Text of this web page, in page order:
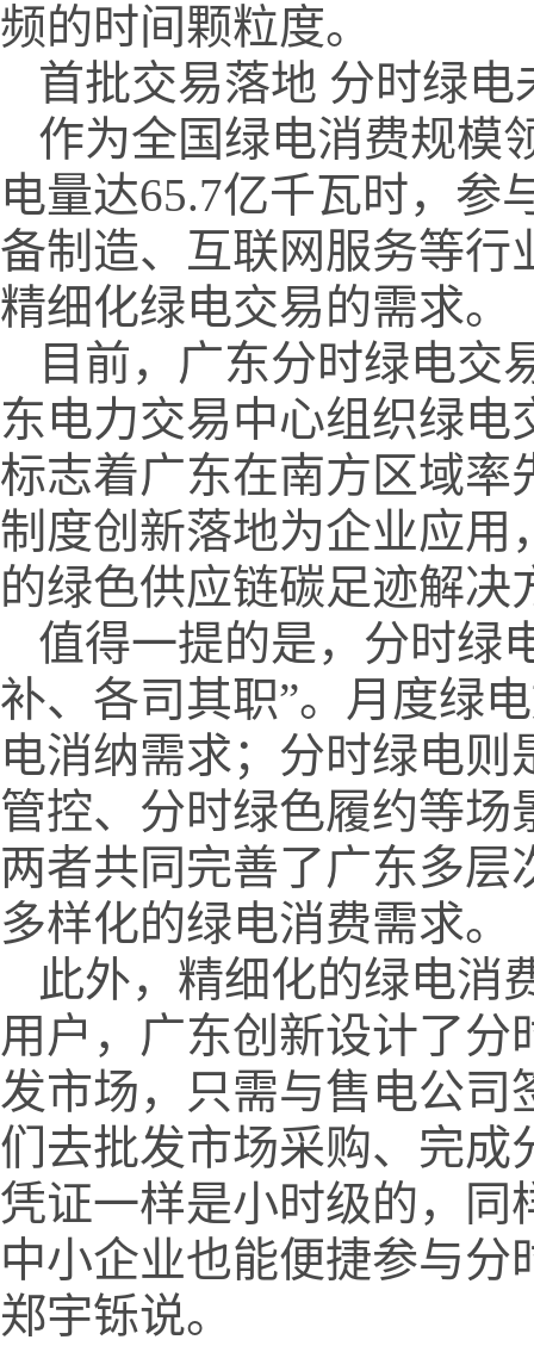
频的时间颗粒度。
首批交易落地 分时绿电
作为全国绿电消费规模
电量达65.7亿千瓦时，参
备制造、互联网服务等行
精细化绿电交易的需求。
目前，广东分时绿电交
东电力交易中心组织绿电
标志着广东在南方区域率
制度创新落地为企业应用
的绿色供应链碳足迹解决
值得一提的是，分时绿
补、各司其职”。月度绿
电消纳需求；分时绿电则
管控、分时绿色履约等
两者共同完善了广东多
多样化的绿电消费需求。
此外，精细化的绿电消
用户，广东创新设计了
发市场，只需与售电公司
们去批发市场采购、完成
凭证一样是小时级的，同
中小企业也能便捷参与分
郑宇铄说。